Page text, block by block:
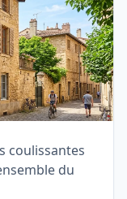
coulissantes
du